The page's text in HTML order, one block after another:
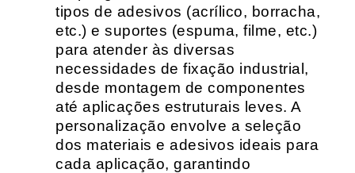
tipos de adesivos (acrílico, borracha,
etc.) e suportes (espuma, filme, etc.)
para atender às diversas
necessidades de fixação industrial,
desde montagem de componentes
até aplicações estruturais leves. A
personalização envolve a seleção
dos materiais e adesivos ideais para
cada aplicação, garantindo